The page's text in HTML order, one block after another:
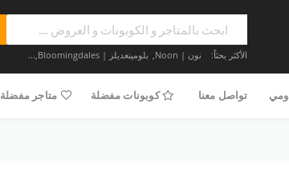
الأكثر بحثاً: نون | Noon , بلومينغديلز | Bloomingdales ,...
تواصل معنا كوبونات مفضلة متاجر مفضلة